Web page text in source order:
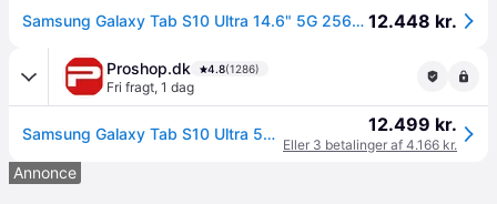
Samsung Galaxy Tab S10 Ultra 14.6" 5G 256GB 12GB Moonstone Gray 12.448 kr.
Proshop.dk 4.8(1286)
Fri fragt, 1 dag
Samsung Galaxy Tab S10 Ultra 5G 256GB/12GB - Moonstone Grey 12.499 kr.
Eller 3 betalinger af 4.166 kr.
Annonce